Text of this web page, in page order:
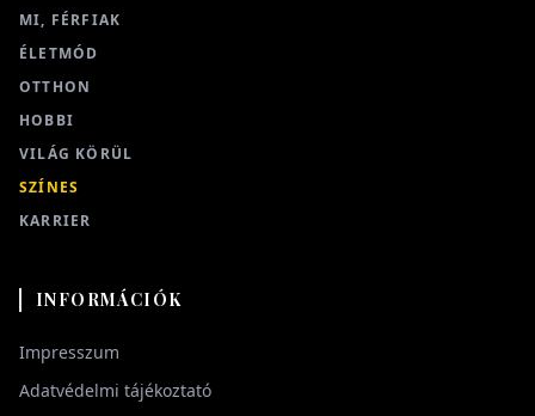
MI, FÉRFIAK
ÉLETMÓD
OTTHON
HOBBI
VILÁG KÖRÜL
SZÍNES
KARRIER
INFORMÁCIÓK
Impresszum
Adatvédelmi tájékoztató